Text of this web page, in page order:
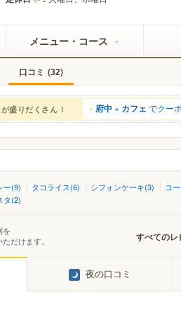
メニュー・コース
口コミ (32)
盛りだくさん！ 府中 × カフェ でクー
ー(9) タコライス(6) シフォンケーキ(3) コ
タ(2)
を
だけます。
すべてのレ
夜の口コミ